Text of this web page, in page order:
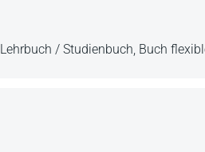
Lehrbuch / Studienbuch, Buch